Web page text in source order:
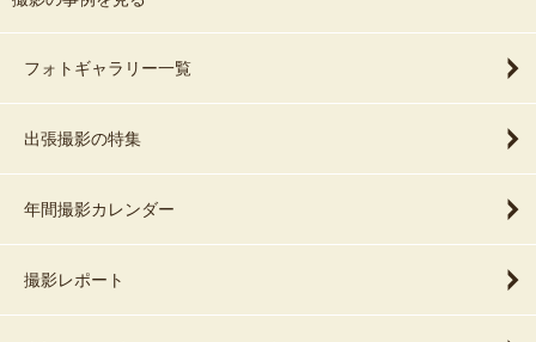
フォトギャラリー一覧
出張撮影の特集
年間撮影カレンダー
撮影レポート